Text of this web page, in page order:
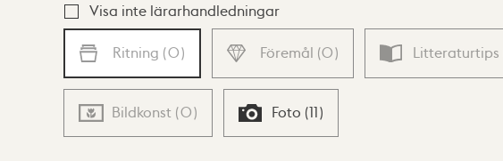
Visa inte lärarhandledningar
Ritning (0) Föremål (0) Litteraturtips
Bildkonst (0) Foto (11)